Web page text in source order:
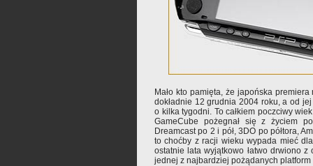
Mało kto pamięta, że japońska
dokładnie 12 grudnia 2004 roku, a od
o kilka tygodni. To całkiem poczciwy
GameCube pożegnał się z życiem
Dreamcast po 2 i pół, 3DO po półtora,
to choćby z racji wieku wypada mieć
ostatnie lata wyjątkowo łatwo drwiono z
jednej z najbardziej pożądanych platform